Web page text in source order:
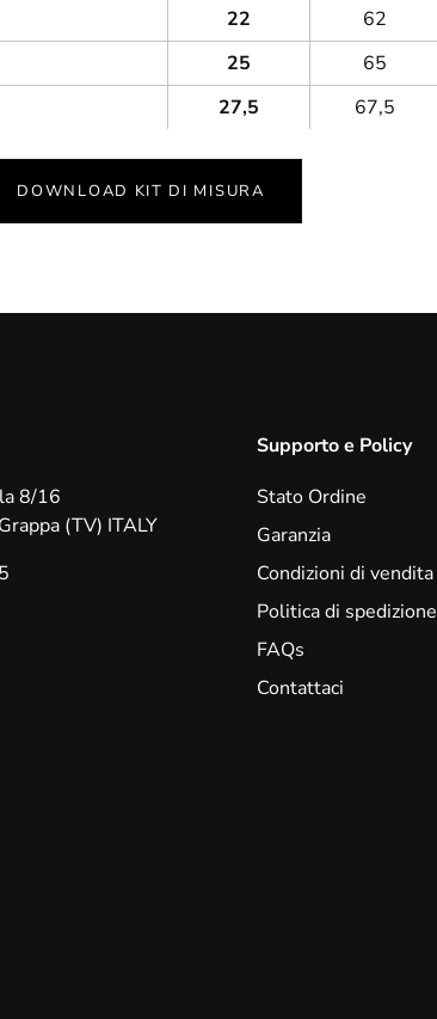
22 62
25 65
27,5 67,5
DOWNLOAD KIT DI MISURA
8/16
(TV) ITALY
Supporto e Policy
Stato Ordine
Garanzia
Condizioni di vendita
Politica di spedizione
FAQs
Contattaci